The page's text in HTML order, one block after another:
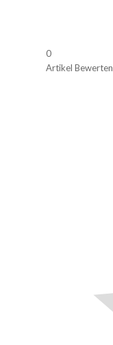
0
Artikel Bewerten